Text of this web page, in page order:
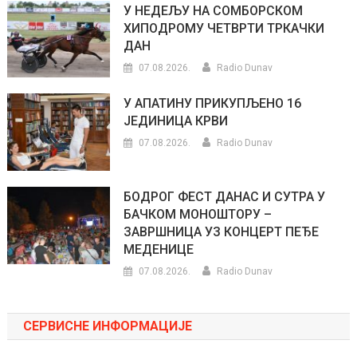
У НЕДЕЉУ НА СОМБОРСКОМ
ХИПОДРОМУ ЧЕТВРТИ ТРКАЧКИ
ДАН
07.08.2026. Radio Dunav
У АПАТИНУ ПРИКУПЉЕНО 16
ЈЕДИНИЦА КРВИ
07.08.2026. Radio Dunav
БОДРОГ ФЕСТ ДАНАС И СУТРА У
БАЧКОМ МОНОШТОРУ –
ЗАВРШНИЦА УЗ КОНЦЕРТ ПЕЂЕ
МЕДЕНИЦЕ
07.08.2026. Radio Dunav
СЕРВИСНЕ ИНФОРМАЦИЈЕ